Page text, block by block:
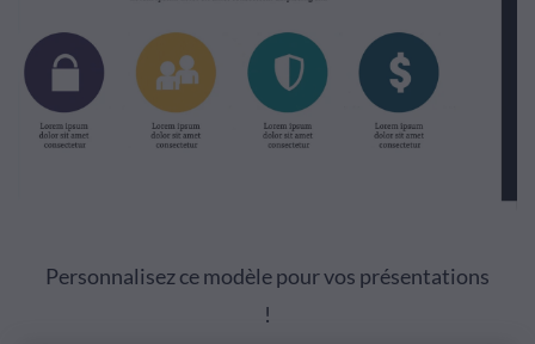
Personnalisez ce modèle pour vos présentations
!